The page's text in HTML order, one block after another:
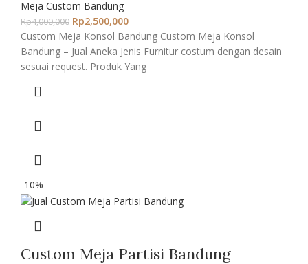
Meja Custom Bandung
Rp4,000,000 Rp2,500,000
Custom Meja Konsol Bandung Custom Meja Konsol
Bandung – Jual Aneka Jenis Furnitur costum dengan desain
sesuai request. Produk Yang
-10%
Custom Meja Partisi Bandung